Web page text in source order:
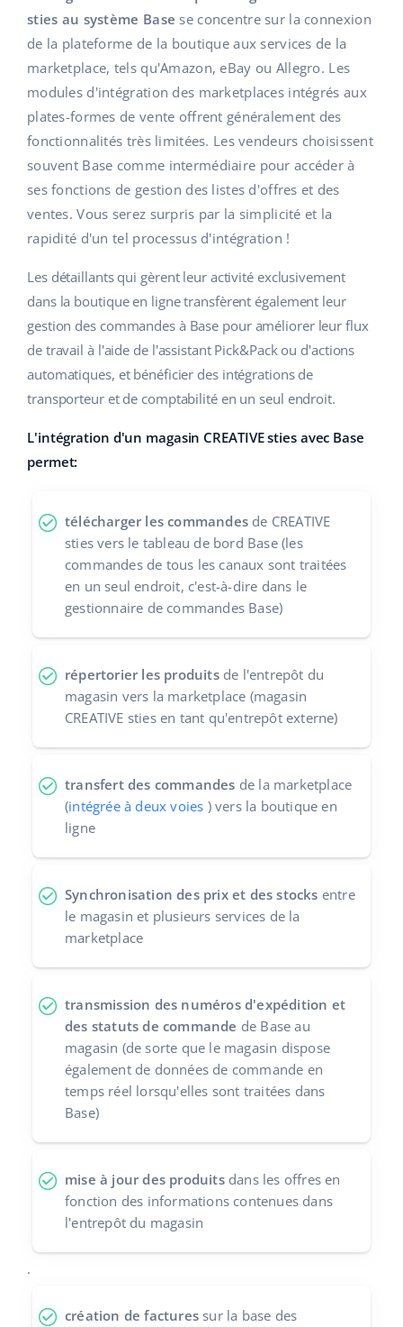
Gestion logistique
Automatisation des flux
Base Connect
L'IA au service du e-commerce
Maison et jardin
Produits pour enfants
Électronique
Pièces automobiles
Supermarché
Santé et beauté
Aide
Académie
Blog
Services
Audit des comptes
Calculateur de gains
Collaborations et partenaires
english (US)
english (GB)
english (IN)
čeština
deutsch
Ελληνικά
español (MX)
Français
Italiano
polski
română
sties au système Base se concentre sur la connexion
de la plateforme de la boutique aux services de la
marketplace, tels qu'Amazon, eBay ou Allegro. Les
modules d'intégration des marketplaces intégrés aux
plates-formes de vente offrent généralement des
fonctionnalités très limitées. Les vendeurs choisissent
souvent Base comme intermédiaire pour accéder à
ses fonctions de gestion des listes d'offres et des
ventes. Vous serez surpris par la simplicité et la
rapidité d'un tel processus d'intégration !
Les détaillants qui gèrent leur activité exclusivement
dans la boutique en ligne transfèrent également leur
gestion des commandes à Base pour améliorer leur flux
de travail à l'aide de l'assistant Pick&Pack ou d'actions
automatiques, et bénéficier des intégrations de
transporteur et de comptabilité en un seul endroit.
L'intégration d'un magasin CREATIVE sties avec Base
permet:
télécharger les commandes de CREATIVE
sties vers le tableau de bord Base (les
commandes de tous les canaux sont traitées
en un seul endroit, c'est-à-dire dans le
gestionnaire de commandes Base)
répertorier les produitsde l'entrepôt du
magasin vers la marketplace (magasin
CREATIVE sties en tant qu'entrepôt externe)
transfert des commandes de la marketplace
(intégrée à deux voies ) vers la boutique en
ligne
Synchronisation des prix et des stocks entre
le magasin et plusieurs services de la
marketplace
transmission des numéros d'expédition et
des statuts de commande de Base au
magasin (de sorte que le magasin dispose
également de données de commande en
temps réel lorsqu'elles sont traitées dans
Base)
mise à jour des produitsdans les offres en
fonction des informations contenues dans
l'entrepôt du magasin
.
création de factures sur la base des